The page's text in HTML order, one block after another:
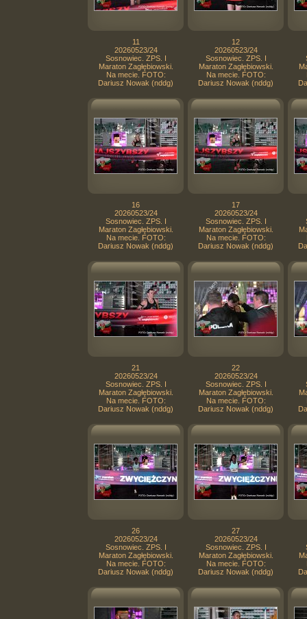
11
20260523/24
Sosnowiec. ZPS. I
Maraton Zagłębiowski.
Na mecie. FOTO:
Dariusz Nowak (nddg)
12
20260523/24
Sosnowiec. ZPS. I
Maraton Zagłębiowski.
Na mecie. FOTO:
Dariusz Nowak (nddg)
16
20260523/24
Sosnowiec. ZPS. I
Maraton Zagłębiowski.
Na mecie. FOTO:
Dariusz Nowak (nddg)
17
20260523/24
Sosnowiec. ZPS. I
Maraton Zagłębiowski.
Na mecie. FOTO:
Dariusz Nowak (nddg)
21
20260523/24
Sosnowiec. ZPS. I
Maraton Zagłębiowski.
Na mecie. FOTO:
Dariusz Nowak (nddg)
22
20260523/24
Sosnowiec. ZPS. I
Maraton Zagłębiowski.
Na mecie. FOTO:
Dariusz Nowak (nddg)
26
20260523/24
Sosnowiec. ZPS. I
Maraton Zagłębiowski.
Na mecie. FOTO:
Dariusz Nowak (nddg)
27
20260523/24
Sosnowiec. ZPS. I
Maraton Zagłębiowski.
Na mecie. FOTO:
Dariusz Nowak (nddg)